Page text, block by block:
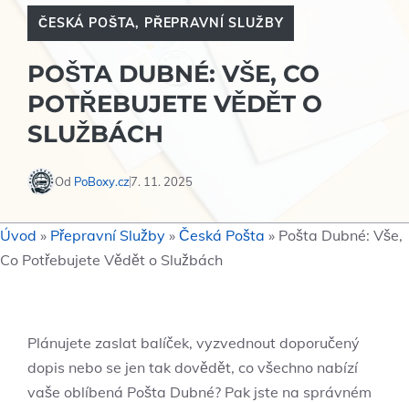
ČESKÁ POŠTA, PŘEPRAVNÍ SLUŽBY
POŠTA DUBNÉ: VŠE, CO
POTŘEBUJETE VĚDĚT O
SLUŽBÁCH
Od PoBoxy.cz7. 11. 2025
Úvod » Přepravní Služby » Česká Pošta » Pošta Dubné: Vše,
Co Potřebujete Vědět o Službách
Plánujete zaslat balíček, vyzvednout doporučený
dopis nebo se jen tak dovědět, co všechno nabízí
vaše oblíbená Pošta Dubné? Pak jste na správném